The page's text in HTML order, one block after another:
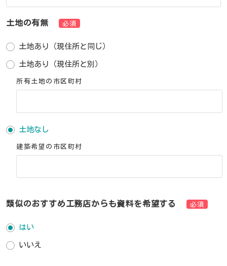
土地の有無 必須
土地あり（現住所と同じ）
土地あり（現住所と別）
所有土地の市区町村
土地なし
建築希望の市区町村
類似のおすすめ工務店からも資料を希望する 必須
はい
いいえ